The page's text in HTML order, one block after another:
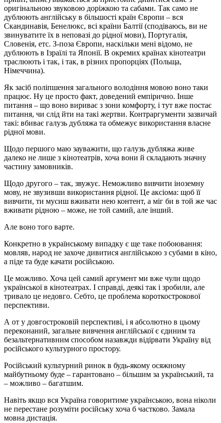
оригінальною звуковою доріжкою та сабами. Так само не
дублюють англійську в більшості країн Європи – вся
Скандинавія, Бенелюкс, всі країни Балтії (сподіваюсь, ви не
звинуватите їх в неповазі до рідної мови), Португалія,
Словенія, етс. З-поза Європи, наскільки мені відомо, не
дублюють в Ізраїлі та Японії. В окремих країнах кінотеатри
траслюють і так, і так, в різних пропорціях (Польща,
Німеччина).
Як засіб поліпшення загального володіння мовою воно таки
працює. Ну це просто факт, доведений емпірично. Інше
питання – що воно вириває з зони комфорту, і тут вже постає
питання, чи слід йти на такі жертви. Контраргументи зазвичай
такі: вбиває галузь дубляжа та обмежує використання власне
рідної мови.
Щодо першого маю зауважити, що галузь дубляжа живе
далеко не лише з кінотеатрів, хоча вони й складають значну
частину замовників.
Щодо другого – так, звужує. Неможливо вивчити іноземну
мову, не звузивши використання рідної. Це аксіома: щоб її
вивчити, ти мусиш вживати нею контент, а міг би в той же час
вживати рідною – може, не той самий, але інший.
Але воно того варте.
Конкретно в українському випадку є ще таке побоювання:
мовляв, народ не захоче дивитися англійською з субами в кіно,
а піде та буде качати російською.
Це можливо. Хоча цей самий аргумент ми вже чули щодо
української в кінотеатрах. І справді, деякі так і зробили, але
тривало це недовго. Себто, це проблема короткострокової
перспективи.
А от у довгостроковій перспективі, і я абсолютно в цьому
переконаний, загальне вивчення англійської є єдиним та
безальтернативним способом назавжди відірвати Україну від
російського культурного простору.
Російський культурний ринок в будь-якому осяжному
майбутньому буде – гарантовано – більшим за український, та
– можливо – багатшим.
Навіть якщо вся Україна говоритиме українською, вона ніколи
не перестане розуміти російську хоча б частково. Замала
мовна дистація.